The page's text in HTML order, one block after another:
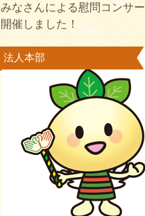
みなさんによる慰問コンサ
開催しました！
法人本部